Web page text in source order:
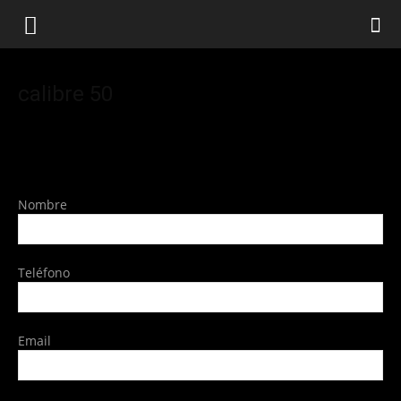
Nombre
Teléfono
Email